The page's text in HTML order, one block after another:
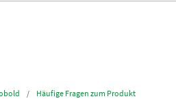
Häufige Fragen zum Produkt